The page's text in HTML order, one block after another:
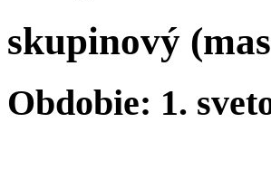
skupinový
Obdobie: 1.